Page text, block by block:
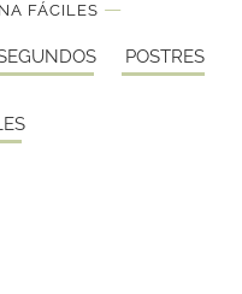
FÁCILES —
POSTRES